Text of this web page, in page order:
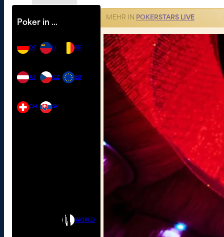
Poker in …
DE
AT
CH
LI
CZ
SK
BE
EU
WORLD
MEHR IN POKERSTARS LIVE